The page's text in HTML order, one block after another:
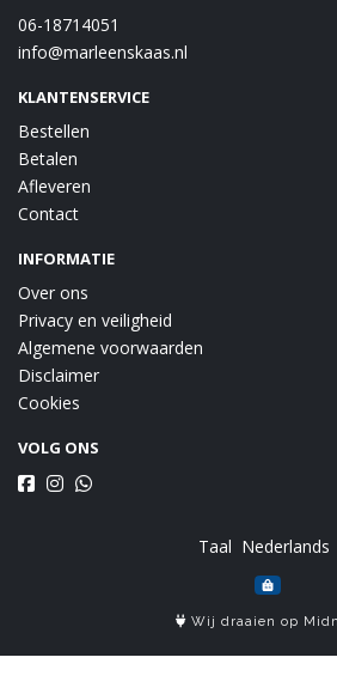
06-18714051
info@marleenskaas.nl
KLANTENSERVICE
Bestellen
Betalen
Afleveren
Contact
INFORMATIE
Over ons
Privacy en veiligheid
Algemene voorwaarden
Disclaimer
Cookies
VOLG ONS
Taal
Wij draaien op